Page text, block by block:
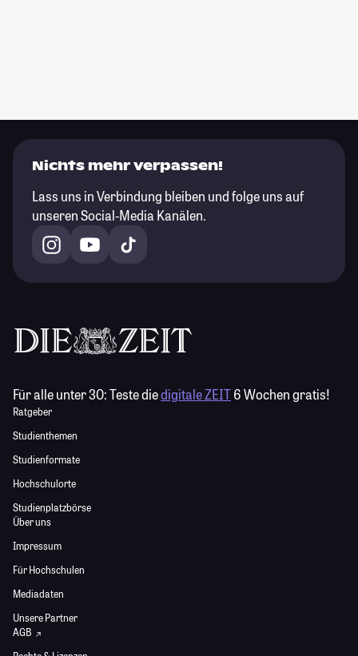
Nichts mehr verpassen!
Lass uns in Verbindung bleiben und folge uns auf
unseren Social-Media Kanälen.
Für alle unter 30:Teste diedigitale ZEIT6 Wochen gratis!
Ratgeber
Studienthemen
Studienformate
Hochschulorte
Studienplatzbörse
Über uns
Impressum
Für Hochschulen
Mediadaten
Unsere Partner
AGB